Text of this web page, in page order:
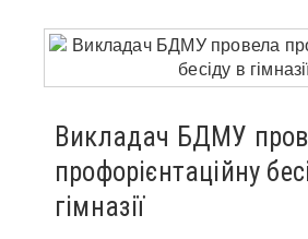
Викладач БДМУ
профорієнтаційну
гімназії